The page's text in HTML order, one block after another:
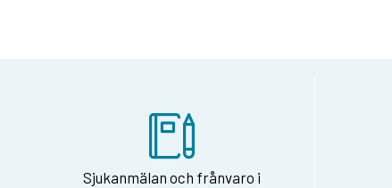
Sjukanmälan och frånvaro i